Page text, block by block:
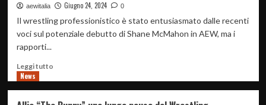
Mone
appare
aewitalia Giugno 24, 2024 0
Il wrestling professionistico è stato entusiasmato dalle recenti
voci sul potenziale debutto di Shane McMahon in AEW, ma i
rapporti...
Leggi tuttoLeggi
News